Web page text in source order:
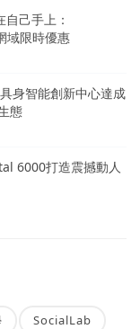
己手上：
域限時優惠
身智能創新中心達成
態
6000打造震撼動人
SocialLab